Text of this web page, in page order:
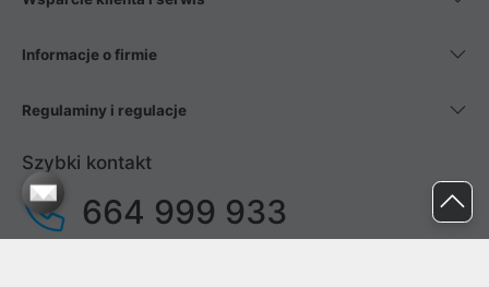
Informacje o firmie
Regulaminy i regulacje
Szybki kontakt
664 999 933